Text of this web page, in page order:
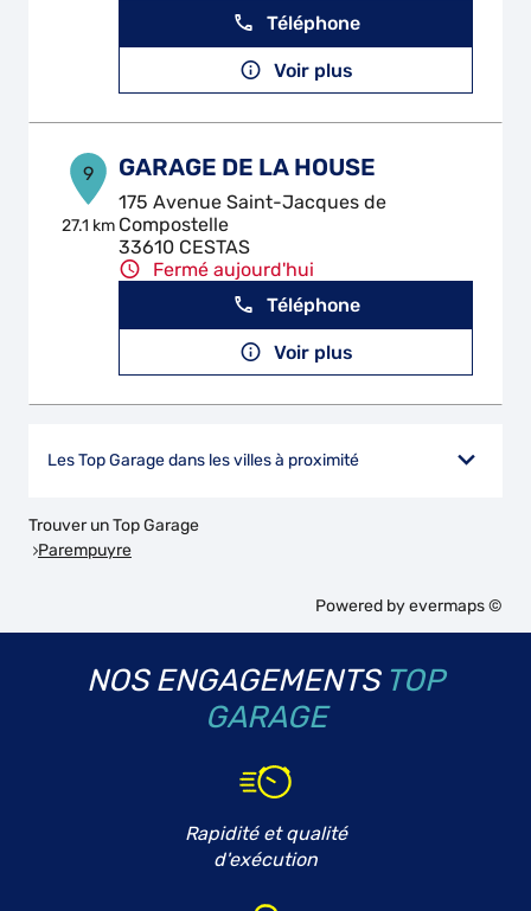
Téléphone
Voir plus
9
27.1 km
GARAGE DE LA HOUSE
175 Avenue Saint-Jacques de
Compostelle
33610 CESTAS
Fermé aujourd'hui
Téléphone
Voir plus
Les Top Garage dans les villes à proximité
Trouver un Top Garage
Parempuyre
Powered byevermaps ©
NOS ENGAGEMENTS TOP
GARAGE
Rapidité et qualité
d'exécution